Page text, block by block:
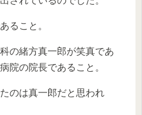
ること。
の緒方真一郎が笑真であ
院の院長であること。
のは真一郎だと思われ